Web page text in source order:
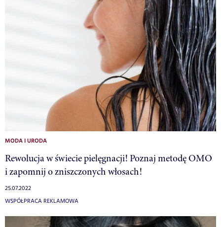
MODA I URODA
Rewolucja w świecie pielęgnacji! Poznaj metodę OMO
i zapomnij o zniszczonych włosach!
25.07.2022
WSPÓŁPRACA REKLAMOWA